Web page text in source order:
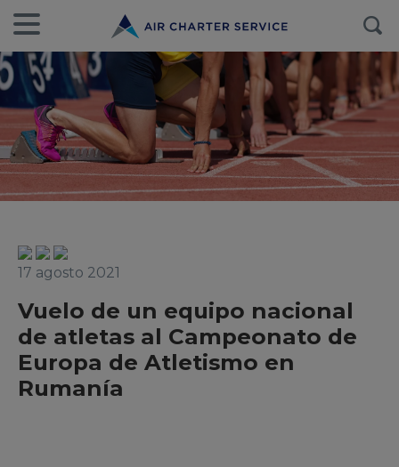
17 agosto 2021
Vuelo de un equipo nacional
de atletas al Campeonato de
Europa de Atletismo en
Rumanía